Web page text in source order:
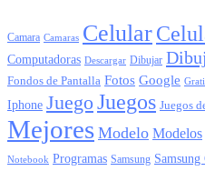
Camara Camaras Celular
Computadoras Descargar Dibujar
Fondos de Pantalla Fotos Google
Iphone Juego Juegos Juegos
Mejores Modelo Modelos
Notebook Programas Samsung